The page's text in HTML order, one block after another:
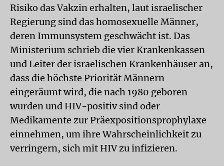
Risiko das Vakzin erhalten, laut israelischer
Regierung sind das homosexuelle Männer,
deren Immunsystem geschwächt ist. Das
Ministerium schrieb die vier Krankenkassen
und Leiter der israelischen Krankenhäuser an,
dass die höchste Priorität Männern
eingeräumt wird, die nach 1980 geboren
wurden und HIV-positiv sind oder
Medikamente zur Präexpositionsprophylaxe
einnehmen, um ihre Wahrscheinlichkeit zu
verringern, sich mit HIV zu infizieren.